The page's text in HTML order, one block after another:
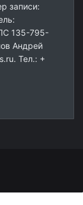
записи:
135-795-
Андрей
Тел.: +